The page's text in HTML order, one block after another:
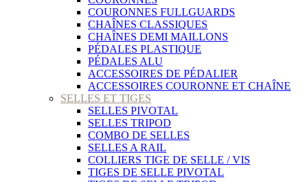
COURONNES FULLGUARDS
CHAÎNES CLASSIQUES
CHAÎNES DEMI MAILLONS
PÉDALES PLASTIQUE
PÉDALES ALU
ACCESSOIRES DE PÉDALIER
ACCESSOIRES COURONNE ET CHAÎNE
SELLES ET TIGES
SELLES PIVOTAL
SELLES TRIPOD
COMBO DE SELLES
SELLES A RAIL
COLLIERS TIGE DE SELLE / VIS
TIGES DE SELLE PIVOTAL